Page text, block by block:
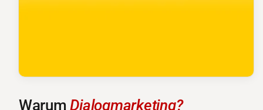
WarumDialogmarketing?